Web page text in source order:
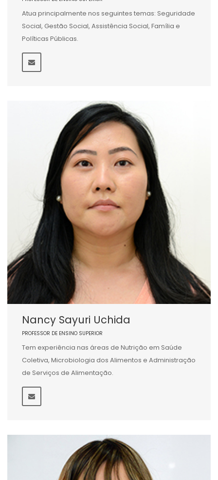
Atua principalmente nos seguintes temas: Seguridade
Social, Gestão Social, Assistência Social, Família e
Políticas Públicas.
Nancy Sayuri Uchida
PROFESSOR DE ENSINO SUPERIOR
Tem experiência nas áreas de Nutrição em Saúde
Coletiva, Microbiologia dos Alimentos e Administração
de Serviços de Alimentação.